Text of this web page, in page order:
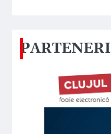
PARTENERI